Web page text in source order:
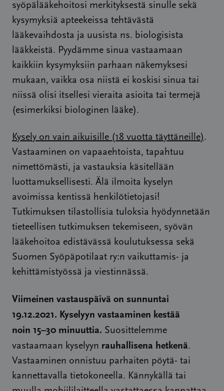
syöpälääkehoitosi merkityksestä sinulle sekä
kysymyksiä apteekeissa tehtävästä
lääkevaihdosta ja uusista ns. biologisista
lääkkeistä. Pyydämme sinua vastaamaan
kaikkiin kysymyksiin parhaan näkemyksesi
mukaan, vaikka osa niistä ei koskisi sinua tai
niissä olisi itsellesi vieraita asioita tai termejä
(esimerkiksi biologinen lääke).
Kysely on vain aikuisille (18 vuotta täyttäneille).
Vastaaminen on vapaaehtoista, tapahtuu
nimettömästi, ja vastauksia käsitellään
luottamuksellisesti. Älä ilmoita kyselyn
avoimissa kentissä henkilötietojasi!
Tutkimuksen tilastollisia tuloksia hyödynnetään
tieteellisen tutkimuksen tekemiseen, syövän
lääkehoitoa edistävässä koulutuksessa sekä
Suomen Syöpäpotilaat ry:n vaikuttamis- ja
kehittämistyössä ja viestinnässä.
Viimeinen vastauspäivä on sunnuntai
19.12.2021. Kyselyyn vastaaminen kestää
noin 15–30 minuuttia. Suosittelemme
vastaamaan kyselyyn rauhallisena hetkenä.
Vastaaminen onnistuu parhaiten pöytä- tai
kannettavalla tietokoneella. Kännykällä tai